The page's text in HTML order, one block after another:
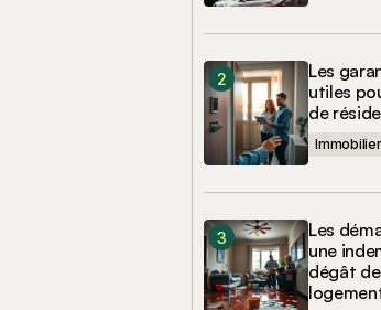
Les
utiles
de
Immobilier
Les
une
dégât